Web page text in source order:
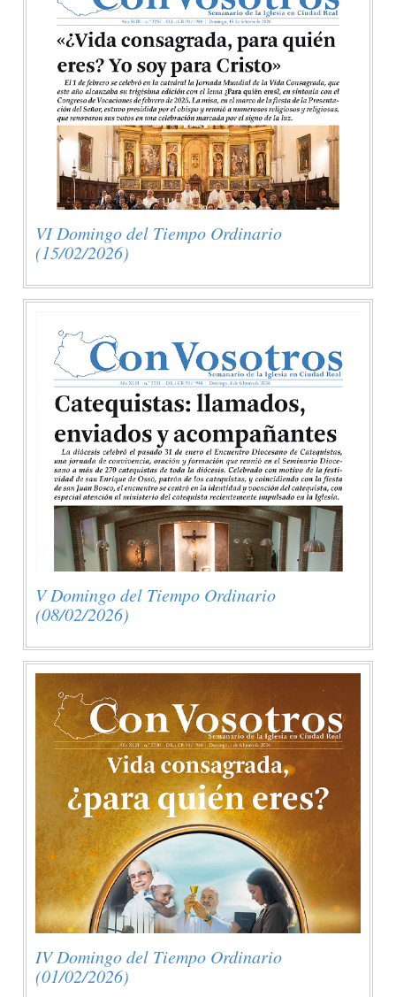
VI Domingo del Tiempo Ordinario
(15/02/2026)
V Domingo del Tiempo Ordinario
(08/02/2026)
IV Domingo del Tiempo Ordinario
(01/02/2026)